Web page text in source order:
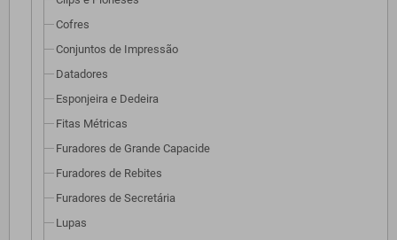
Cofres
Conjuntos de Impressão
Datadores
Esponjeira e Dedeira
Fitas Métricas
Furadores de Grande Capacide
Furadores de Rebites
Furadores de Secretária
Lupas